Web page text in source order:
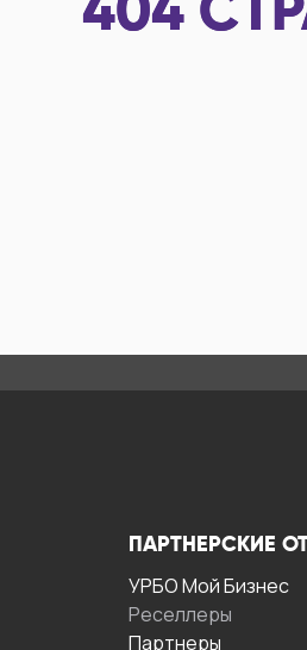
404
ПАРТНЕРСКИЕ
УРБО Мой Бизнес
Реселлеры
Партнеры